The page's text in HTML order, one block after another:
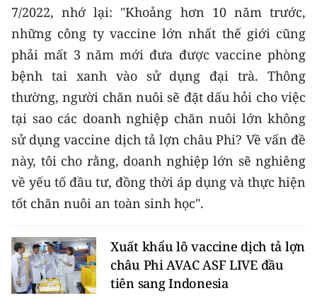
7/2022, nhớ lại: "Khoảng hơn 10 năm trước,
những công ty vaccine lớn nhất thế giới cũng
phải mất 3 năm mới đưa được vaccine phòng
bệnh tai xanh vào sử dụng đại trà. Thông
thường, người chăn nuôi sẽ đặt dấu hỏi cho việc
tại sao các doanh nghiệp chăn nuôi lớn không
sử dụng vaccine dịch tả lợn châu Phi? Về vấn đề
này, tôi cho rằng, doanh nghiệp lớn sẽ nghiêng
về yếu tố đầu tư, đồng thời áp dụng và thực hiện
tốt chăn nuôi an toàn sinh học".
Xuất khẩu lô vaccine dịch tả lợn
châu Phi AVAC ASF LIVE đầu
tiên sang Indonesia